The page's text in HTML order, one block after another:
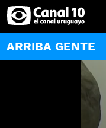
ARRIBA GENTE